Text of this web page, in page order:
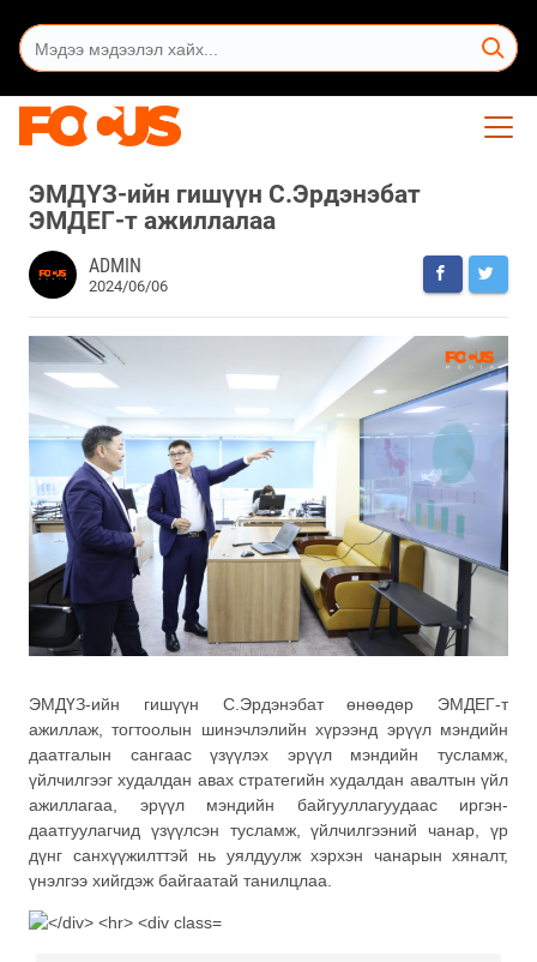
ЭМДҮЗ-ийн гишүүн С.Эрдэнэбат
ЭМДЕГ-т ажиллалаа
ADMIN
2024/06/06
ЭМДҮЗ-ийн гишүүн С.Эрдэнэбат өнөөдөр ЭМДЕГ-т
ажиллаж, тогтоолын шинэчлэлийн хүрээнд эрүүл мэндийн
даатгалын сангаас үзүүлэх эрүүл мэндийн тусламж,
үйлчилгээг худалдан авах стратегийн худалдан авалтын үйл
ажиллагаа, эрүүл мэндийн байгууллагуудаас иргэн-
даатгуулагчид үзүүлсэн тусламж, үйлчилгээний чанар, үр
дүнг санхүүжилттэй нь уялдуулж хэрхэн чанарын хяналт,
үнэлгээ хийгдэж байгаатай танилцлаа.